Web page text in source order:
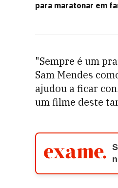
para maratonar em
"Sempre é um
Sam Mendes
ajudou a ficar
um filme deste